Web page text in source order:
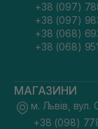
+38 (097)
+38 (097)
+38 (068)
+38 (068)
МАГАЗИНИ
м. Львів,
+38 (098)